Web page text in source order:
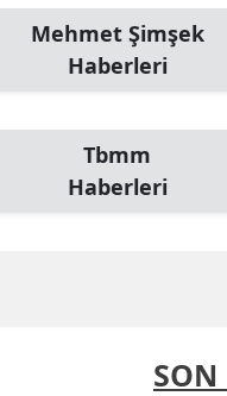
Mehmet Şimşek
Haberleri
Tbmm
Haberleri
SON